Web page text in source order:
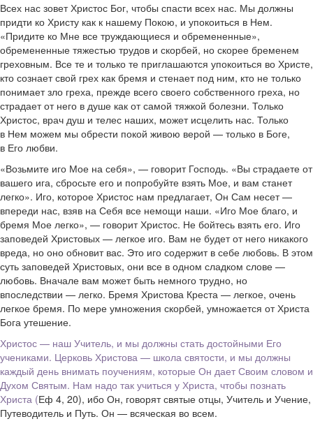
Всех нас зовет Христос Бог, чтобы спасти всех нас. Мы должны
придти ко Христу как к нашему Покою, и упокоиться в Нем.
«Придите ко Мне все труждающиеся и обремененные»,
обремененные тяжестью трудов и скорбей, но скорее бременем
греховным. Все те и только те приглашаются упокоиться во Христе,
кто сознает свой грех как бремя и стенает под ним, кто не только
понимает зло греха, прежде всего своего собственного греха, но
страдает от него в душе как от самой тяжкой болезни. Только
Христос, врач душ и телес наших, может исцелить нас. Только
в Нем можем мы обрести покой живою верой — только в Боге,
в Его любви.
«Возьмите иго Мое на себя», — говорит Господь. «Вы страдаете от
вашего ига, сбросьте его и попробуйте взять Мое, и вам станет
легко». Иго, которое Христос нам предлагает, Он Сам несет —
впереди нас, взяв на Себя все немощи наши. «Иго Мое благо, и
бремя Мое легко», — говорит Христос. Не бойтесь взять его. Иго
заповедей Христовых — легкое иго. Вам не будет от него никакого
вреда, но оно обновит вас. Это иго содержит в себе любовь. В этом
суть заповедей Христовых, они все в одном сладком слове —
любовь. Вначале вам может быть немного трудно, но
впоследствии — легко. Бремя Христова Креста — легкое, очень
легкое бремя. По мере умножения скорбей, умножается от Христа
Бога утешение.
Христос — наш Учитель, и мы должны стать достойными Его
учениками. Церковь Христова — школа святости, и мы должны
каждый день внимать поучениям, которые Он дает Своим словом и
Духом Святым. Нам надо так учиться у Христа, чтобы познать
Христа (Еф 4, 20), ибо Он, говорят святые отцы, Учитель и Учение,
Путеводитель и Путь. Он — всяческая во всем.